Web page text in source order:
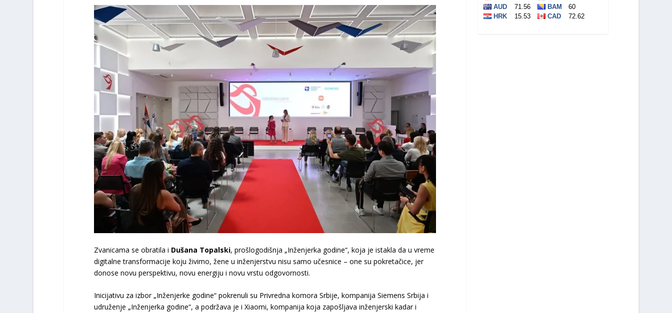
Zvanicama se obratila i Dušana Topalski, prošlogodišnja „Inženjerka godine“, koja je istakla da u vreme
digitalne transformacije koju živimo, žene u inženjerstvu nisu samo učesnice – one su pokretačice, jer
donose novu perspektivu, novu energiju i novu vrstu odgovornosti.
Inicijativu za izbor „Inženjerke godine“ pokrenuli su Privredna komora Srbije, kompanija Siеmens Srbija i
udruženje „Inženjerka godine“, a podržava je i Xiaomi, kompanija koja zapošljava inženjerski kadar i